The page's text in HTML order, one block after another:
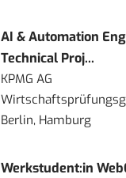
AI & Automation
Technical Proj...
KPMG AG
Berlin, Hamburg
Werkstudent:in